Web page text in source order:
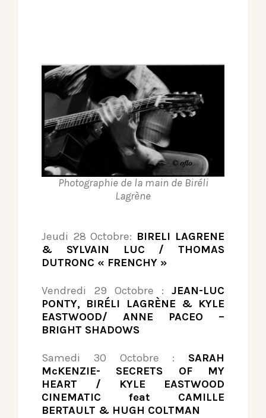
Photographie de la main de Biréli
Lagrène
Jeudi 28 Octobre: BIRELI LAGRENE
& SYLVAIN LUC / THOMAS
DUTRONC « FRENCHY »
Vendredi 29 Octobre : JEAN-LUC
PONTY, BIRÉLI LAGRÈNE & KYLE
EASTWOOD/ ANNE PACEO –
BRIGHT SHADOWS
Samedi 30 Octobre : SARAH
McKENZIE- SECRETS OF MY
HEART / KYLE EASTWOOD
CINEMATIC feat CAMILLE
BERTAULT & HUGH COLTMAN